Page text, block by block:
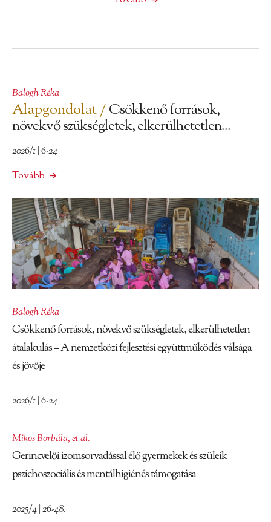
Balogh Réka
Alapgondolat /Csökkenő források,
növekvő szükségletek, elkerülhetetlen...
2026/1 | 6-24
Tovább
Balogh Réka
Csökkenő források, növekvő szükségletek, elkerülhetetlen
átalakulás – A nemzetközi fejlesztési együttműködés válsága
és jövője
2026/1 | 6-24
Mikos Borbála,et al.
Gerincvelői izomsorvadással élő gyermekek és szüleik
pszichoszociális és mentálhigiénés támogatása
2025/4 | 26-48.